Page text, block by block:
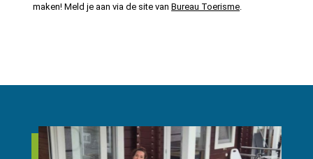
maken! Meld je aan via de site vanBureau Toerisme